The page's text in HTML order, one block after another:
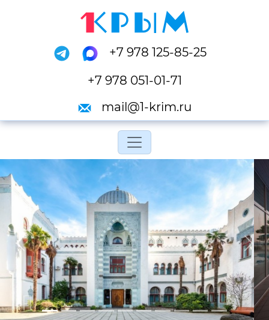
+7 978 125-85-25
+7 978 051-01-71
mail@1-krim.ru
Переключить
Previous Next